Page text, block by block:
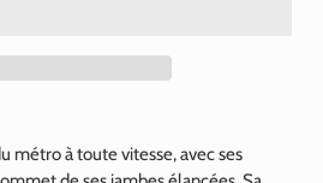
métro à toute vitesse, avec ses